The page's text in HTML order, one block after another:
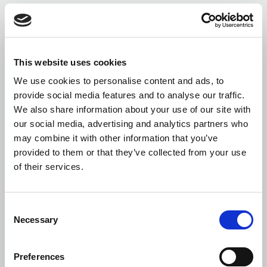
This website uses cookies
We use cookies to personalise content and ads, to
provide social media features and to analyse our traffic.
We also share information about your use of our site with
our social media, advertising and analytics partners who
may combine it with other information that you’ve
provided to them or that they’ve collected from your use
of their services.
Selection
Necessary
Preferences
Maison200 H za rešenja za dom maksimizira efikasno
korišćenje prostora omogućavajući ugradnju veće kabine
Izuzetan kvalitet vožnje
Maison200 H kombinuje vrhunski kvalitet konstrukcije i
izuzetan komfor vožnje. Nizak nivo buke i minimalne
vibracije obezbeđuju glatko i prijatno iskustvo za putnika.
Mogućnosti personalizovanog dizajna
Maison200 H Homelift nudi širok spektar tipova kabina i
jedinstveni ambijent prilagođen vašim zahtevima.
Samonosivo vozno okno
konstrukcije, koja omogućava da bude samonosiv ili